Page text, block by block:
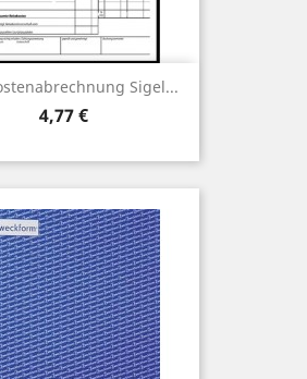
Sigel...
Preis
4,77 €